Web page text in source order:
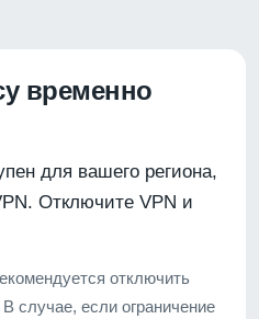
временно
для вашего региона,
Отключите VPN и
отключить
случае, если ограничение